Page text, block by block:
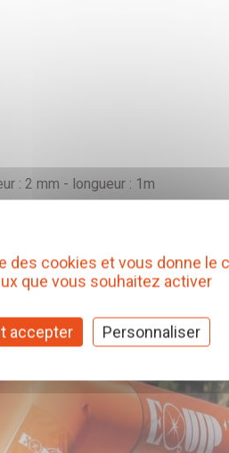
: 2 mm - longueur : 1m
des cookies et vous donne le
que vous souhaitez activer
accepter Personnaliser